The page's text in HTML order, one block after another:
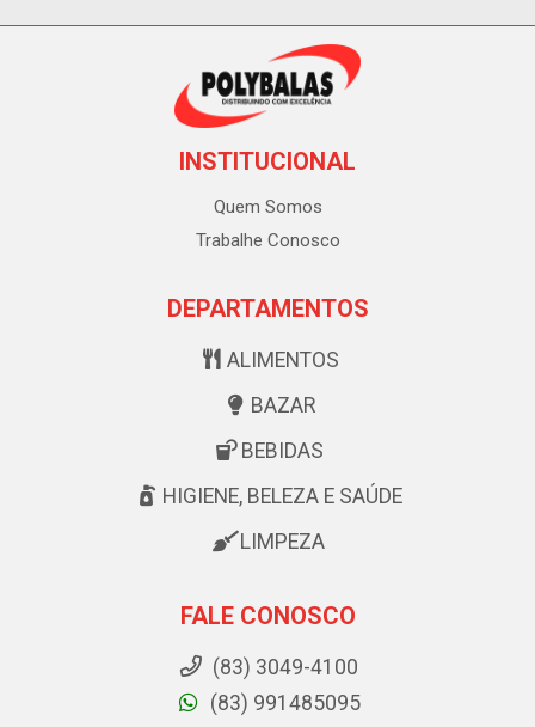
INSTITUCIONAL
Quem Somos
Trabalhe Conosco
DEPARTAMENTOS
ALIMENTOS
BAZAR
BEBIDAS
HIGIENE, BELEZA E SAÚDE
LIMPEZA
FALE CONOSCO
(83) 3049-4100
(83) 991485095